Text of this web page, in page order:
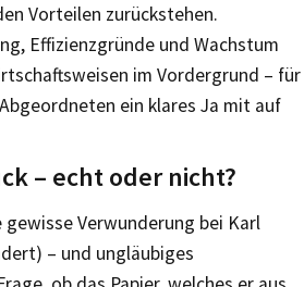
Vorteilen zurückstehen.
Effizienzgründe und Wachstum
im Vordergrund – für
ein klares Ja mit auf
– echt oder nicht?
Verwunderung bei Karl
– und ungläubiges